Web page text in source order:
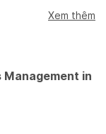
Xem thêm
in